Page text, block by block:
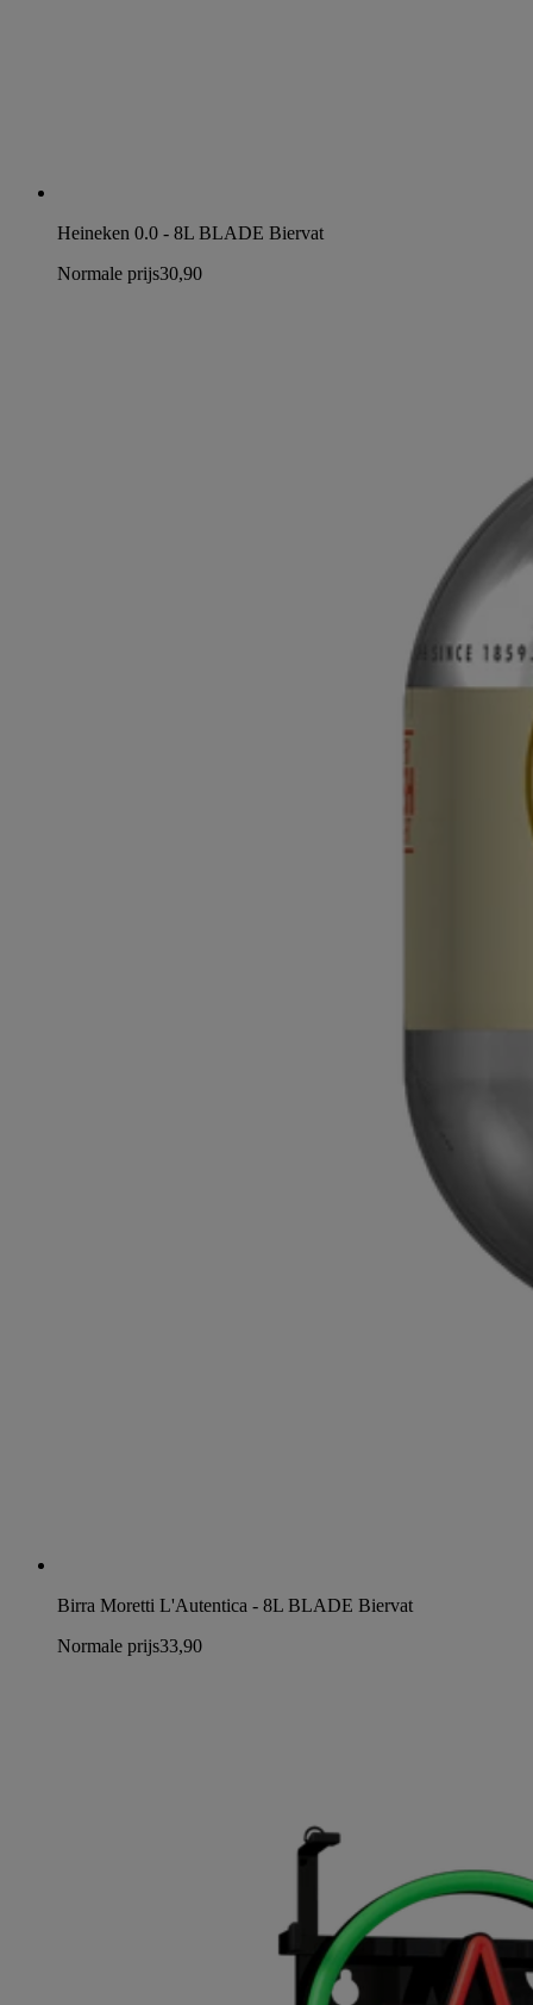
Heineken 0.0 - 8L BLADE Biervat
Normale prijs30,90
Birra Moretti L'Autentica - 8L BLADE Biervat
Normale prijs33,90